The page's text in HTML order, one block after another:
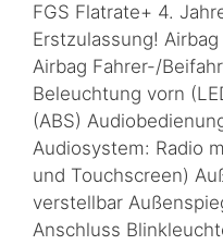
FGS Flatrate+ 4.
Erstzulassung!
Airbag Fahrer-/
Beleuchtung vorn
(ABS)
Audiosystem: Radio
und Touchscreen)
verstellbar
Anschluss